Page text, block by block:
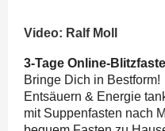
Video: Ralf Moll
3-Tage Online-
Bringe Dich in Bestform!
Entsäuern & Energie
mit Suppenfasten nach